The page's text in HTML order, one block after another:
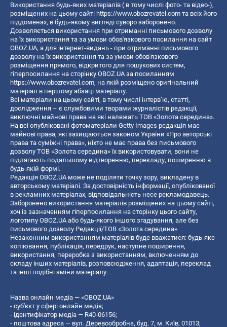
Використання будь-яких матеріалів ( в тому числі фото- та відео-),
розміщених на цьому сайті https://www.obozrevatel.com та всіх його
піддоменах, в будь-якому вигляді суворо заборонено.
Дозволяється використання при отриманні письмового дозволу
на їх використання та за умови обов'язкового посилання на сайт
OBOZ.UA, а для інтернет-видань - при отриманні письмового
дозволу на їх використання та за умови обов'язкового
розміщення прямого, відкритого для пошукових систем,
гіперпосилання на сторінку OBOZ.UA за посиланням
https://www.obozrevatel.com, на якій розміщено оригінальний
матеріал в першому абзаці матеріалу.
Всі матеріали на цьому сайті, в тому числі інтерв’ю, статті,
дослідження – є службовими творами журналістів редакції,
виключні майнові права на які належать ТОВ «Золота середина».
На всі опубліковані фотоматеріали Getty Images редакція має
майнові права, які захищаються законом України «Про авторські
права та суміжні права», ніхто не має права без письмового
дозволу ТОВ «Золота середина» їх використовувати, вони не
підлягають подальшому відтворенню, перекладу, поширенню в
будь-якій формі.
Редакція OBOZ.UA може не поділяти точку зору, викладену в
авторському матеріалі. За достовірність інформації, опублікованої
в рекламних матеріалах, відповідальність несе рекламодавець.
Заборонено використання матеріалів розміщених на цьому сайті,
хоч із зазначенням гіперпосилання на сторінку цього сайту,
логотипу OBOZ.UA або будь-якого іншого згадування, але без
письмового дозволу Редакції/ТОВ «Золота середина»
Незаконним використанням матеріалів буде вважатися: будь-яке
копiювання, публiкацiя, передрук, наступне поширення,
використання, переробка з використанням, включенням до
складу інших матеріалів, розповсюдження, адаптація, переклад
та інші подібні зміни матеріалу.
Назва онлайн медіа — «OBOZ.UA»
- суб'єкт у сфері онлайн медіа;
- ідентифікатор медіа — R40-06156;
- поштова адреса — вул. Деревообробна, буд. 7, м. Київ, 01013;